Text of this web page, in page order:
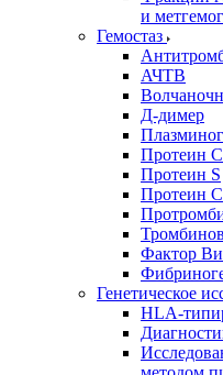
и
Гемостаз
АЧТВ
Д-димер
Протеин
Протеин S
Протеин С
Фактор
Генетическое
HLA-